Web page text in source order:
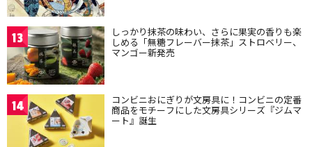
13 しっかり抹茶の味わい、さらに果実の香りも楽
しめる「無糖フレーバー抹茶」ストロベリー、
マンゴー新発売
14 コンビニおにぎりが文房具に！コンビニの定番
商品をモチーフにした文房具シリーズ『ジムマ
ート』誕生